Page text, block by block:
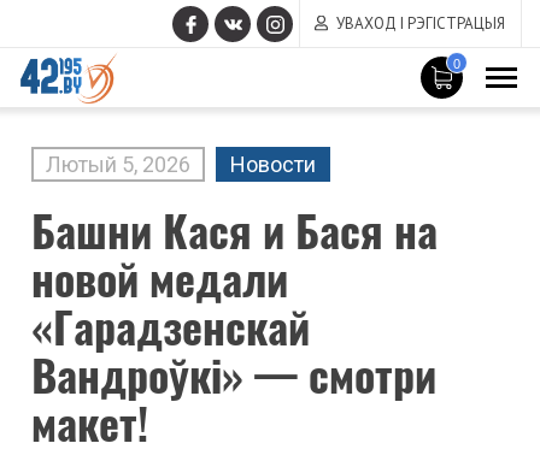
УВАХОД І РЭГІСТРАЦЫЯ
0
MAIN
CONTENT
Лютый 5, 2026 Новости
Башни Кася и Бася на
новой медали
«Гарадзенскай
Вандроўкі» — смотри
макет!